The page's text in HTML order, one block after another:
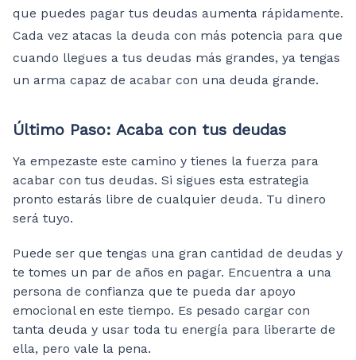
que puedes pagar tus deudas aumenta rápidamente.
Cada vez atacas la deuda con más potencia para que
cuando llegues a tus deudas más grandes, ya tengas
un arma capaz de acabar con una deuda grande.
Último Paso: Acaba con tus deudas
Ya empezaste este camino y tienes la fuerza para
acabar con tus deudas. Si sigues esta estrategia
pronto estarás libre de cualquier deuda. Tu dinero
será tuyo.
Puede ser que tengas una gran cantidad de deudas y
te tomes un par de años en pagar. Encuentra a una
persona de confianza que te pueda dar apoyo
emocional en este tiempo. Es pesado cargar con
tanta deuda y usar toda tu energía para liberarte de
ella, pero vale la pena.